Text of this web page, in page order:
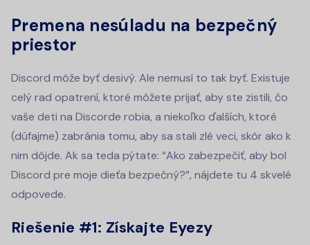
Premena nesúladu na bezpečný
priestor
Discord môže byť desivý. Ale nemusí to tak byť. Existuje
celý rad opatrení, ktoré môžete prijať, aby ste zistili, čo
vaše deti na Discorde robia, a niekoľko ďalších, ktoré
(dúfajme) zabránia tomu, aby sa stali zlé veci, skôr ako k
nim dôjde. Ak sa teda pýtate: “Ako zabezpečiť, aby bol
Discord pre moje dieťa bezpečný?”, nájdete tu 4 skvelé
odpovede.
Riešenie #1: Získajte Eyezy